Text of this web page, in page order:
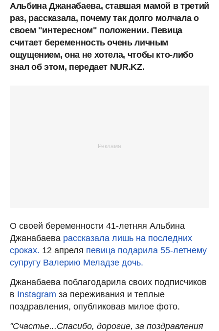
Альбина Джанабаева, ставшая мамой в третий
раз, рассказала, почему так долго молчала о
своем "интересном" положении. Певица
считает беременность очень личным
ощущением, она не хотела, чтобы кто-либо
знал об этом, передает NUR.KZ.
О своей беременности 41-летняя Альбина
Джанабаева рассказала лишь на последних
сроках. 12 апреля певица подарила 55-летнему
супругу Валерию Меладзе дочь.
Джанабаева поблагодарила своих подписчиков
в Instagram за переживания и теплые
поздравления, опубликовав милое фото.
"Счастье...Спасибо, дорогие, за поздравления